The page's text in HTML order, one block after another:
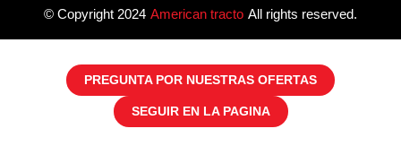
© Copyright 2024 American tracto All rights reserved.
PREGUNTA POR NUESTRAS OFERTAS
SEGUIR EN LA PAGINA